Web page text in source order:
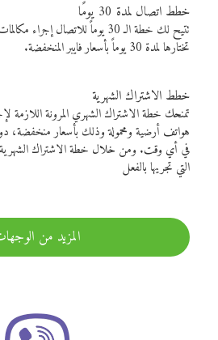
خطط اتصال لمدة 30 يومًا
تتيح لك خطة الـ 30 يوماً للاتصال
تختارها لمدة 30 يوماً بأسعار فايبر المنخفضة.
خطط الاشتراك الشهرية
تمنحك خطة الاشتراك الشهري المرونة اللازمة
هواتف أرضية ومحمولة وذلك بأسعار منخفضة،
في أي وقت. ومن خلال خطة الاشتراك الشهرية،
التي تجريها بالفعل
المزيد من